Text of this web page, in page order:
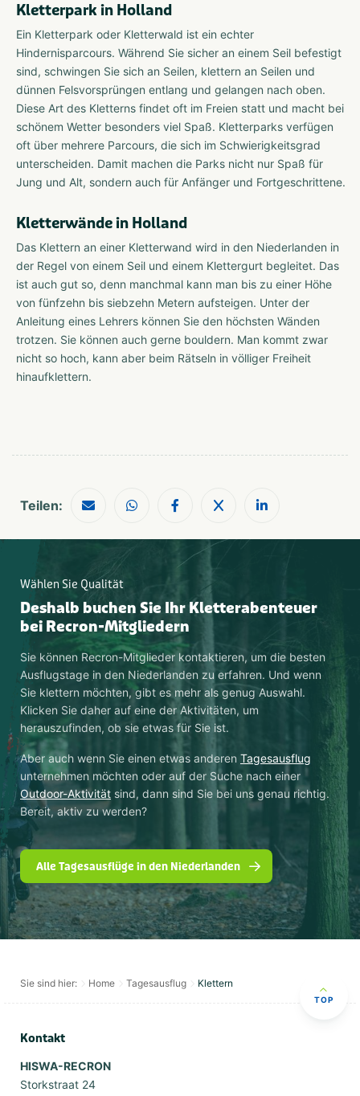
Kletterpark in Holland
Ein Kletterpark oder Kletterwald ist ein echter
Hindernisparcours. Während Sie sicher an einem Seil befestigt
sind, schwingen Sie sich an Seilen, klettern an Seilen und
dünnen Felsvorsprüngen entlang und gelangen nach oben.
Diese Art des Kletterns findet oft im Freien statt und macht bei
schönem Wetter besonders viel Spaß. Kletterparks verfügen
oft über mehrere Parcours, die sich im Schwierigkeitsgrad
unterscheiden. Damit machen die Parks nicht nur Spaß für
Jung und Alt, sondern auch für Anfänger und Fortgeschrittene.
Kletterwände in Holland
Das Klettern an einer Kletterwand wird in den Niederlanden in
der Regel von einem Seil und einem Klettergurt begleitet. Das
ist auch gut so, denn manchmal kann man bis zu einer Höhe
von fünfzehn bis siebzehn Metern aufsteigen. Unter der
Anleitung eines Lehrers können Sie den höchsten Wänden
trotzen. Sie können auch gerne bouldern. Man kommt zwar
nicht so hoch, kann aber beim Rätseln in völliger Freiheit
hinaufklettern.
Teilen:
Wählen Sie Qualität
Deshalb buchen Sie Ihr Kletterabenteuer
bei Recron-Mitgliedern
Sie können Recron-Mitglieder kontaktieren, um die besten
Ausflugstage in den Niederlanden zu erfahren. Und wenn
Sie klettern möchten, gibt es mehr als genug Auswahl.
Klicken Sie daher auf eine der Aktivitäten, um
herauszufinden, ob sie etwas für Sie ist.
Aber auch wenn Sie einen etwas anderen Tagesausflug
unternehmen möchten oder auf der Suche nach einer
Outdoor-Aktivität sind, dann sind Sie bei uns genau richtig.
Bereit, aktiv zu werden?
Alle Tagesausflüge in den Niederlanden
Sie sind hier: Home Tagesausflug Klettern
TOP
Kontakt
HISWA-RECRON
Storkstraat 24